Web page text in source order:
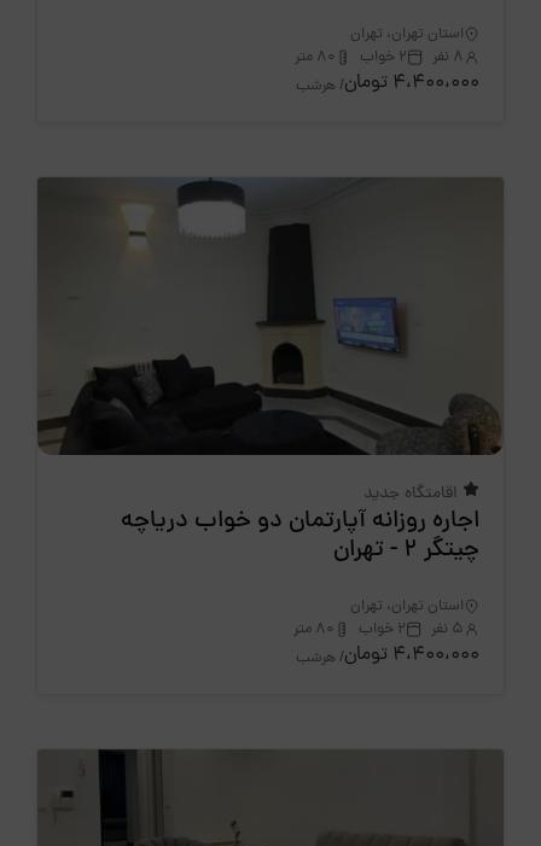
استان تهران، تهران
8 نفر
2 خواب 80 متر
4،400،000 تومان / هرشب
اقامتگاه جدید
اجاره روزانه آپارتمان دو خواب دریاچه
چیتگر 2 - تهران
استان تهران، تهران
5 نفر
2 خواب 80 متر
4،400،000 تومان / هرشب